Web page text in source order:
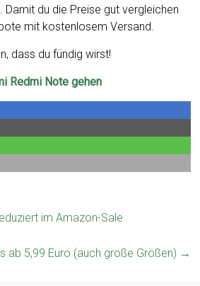
du die Preise gut vergleichen
mit kostenlosem Versand.
dass du fündig wirst!
Redmi Note gehen
im Amazon-Sale
ab 5,99 Euro (auch große Größen) →